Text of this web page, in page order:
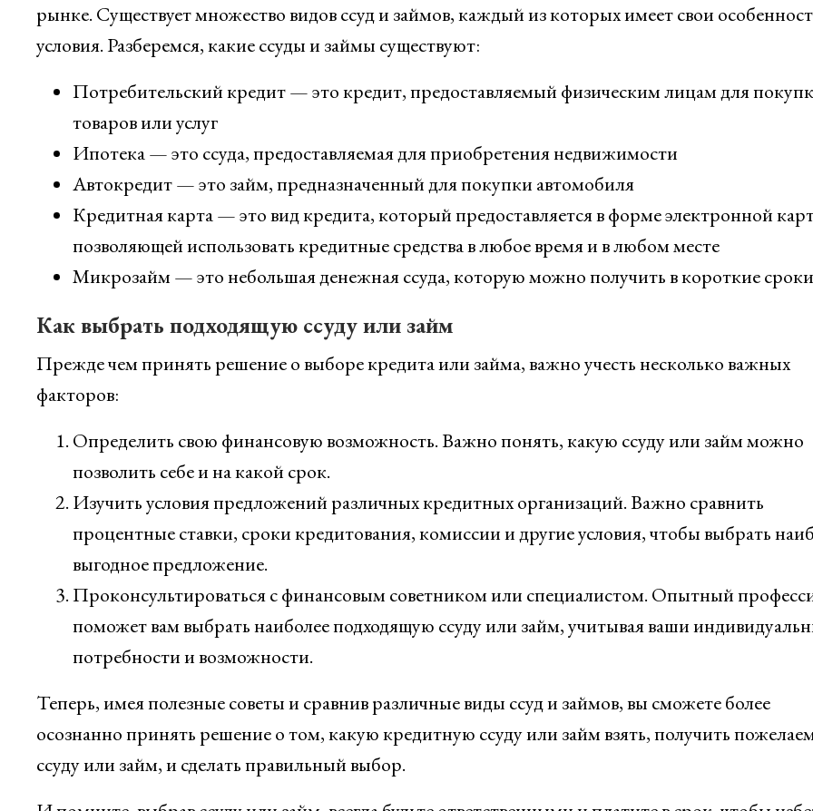
рынке. Существует множество видов ссуд и займов, каждый из которых имеет свои
условия. Разберемся, какие ссуды и займы существуют:
Потребительский кредит — это кредит, предоставляемый физическим лицам для
товаров или услуг
Ипотека — это ссуда, предоставляемая для приобретения недвижимости
Автокредит — это займ, предназначенный для покупки автомобиля
Кредитная карта — это вид кредита, который предоставляется в форме электронной
позволяющей использовать кредитные средства в любое время и в любом месте
Микрозайм — это небольшая денежная ссуда, которую можно получить в короткие сроки
Как выбрать подходящую ссуду или займ
Прежде чем принять решение о выборе кредита или займа, важно учесть несколько важных
факторов:
Определить свою финансовую возможность. Важно понять, какую ссуду или займ можно
позволить себе и на какой срок.
Изучить условия предложений различных кредитных организаций. Важно сравнить
процентные ставки, сроки кредитования, комиссии и другие условия, чтобы выбрать
выгодное предложение.
Проконсультироваться с финансовым советником или специалистом. Опытный
поможет вам выбрать наиболее подходящую ссуду или займ, учитывая ваши
потребности и возможности.
Теперь, имея полезные советы и сравнив различные виды ссуд и займов, вы сможете более
осознанно принять решение о том, какую кредитную ссуду или займ взять, получить
ссуду или займ, и сделать правильный выбор.